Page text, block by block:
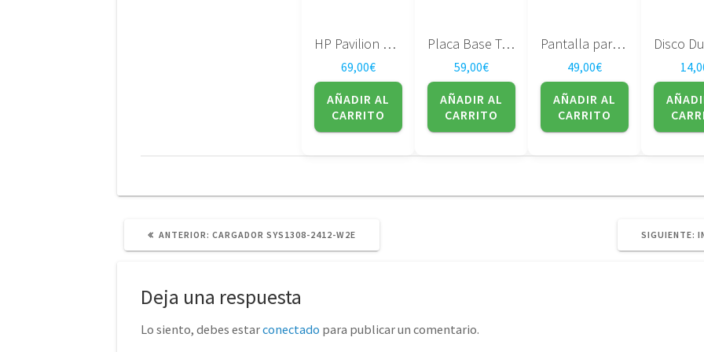
HP Pavilion DV7-1000 507169-001
69,00€
AÑADIR AL
CARRITO
Placa Base Toshiba Satellite A300 serie DABL5SMB6E0
59,00€
AÑADIR AL
CARRITO
Pantalla para portatil Sharp 17″ DUAL LAMP LQ170M1LA4G
49,00€
AÑADIR AL
CARRITO
ANTERIOR: POST
CARGADOR SYS1308-2412-W2E SIGUIENTE:
Deja una respuesta
Lo siento, debes estarconectado para publicar un comentario.